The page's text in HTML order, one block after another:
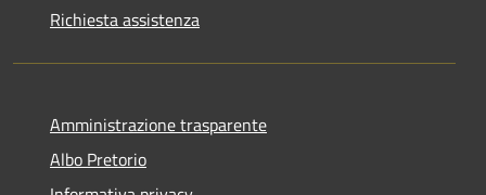
Richiesta assistenza
Amministrazione trasparente
Albo Pretorio